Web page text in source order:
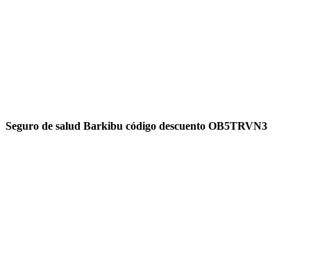
Seguro de salud Barkibu código descuento OB5TRVN3